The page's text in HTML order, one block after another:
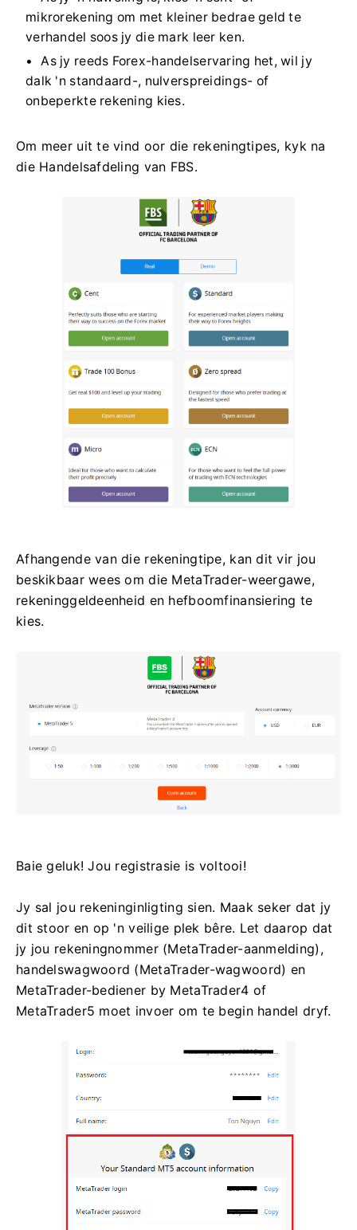
mikrorekening om met kleiner bedrae geld te
verhandel soos jy die mark leer ken.
As jy reeds Forex-handelservaring het, wil jy
dalk 'n standaard-, nulverspreidings- of
onbeperkte rekening kies.
Om meer uit te vind oor die rekeningtipes, kyk na
die Handelsafdeling van FBS.
Afhangende van die rekeningtipe, kan dit vir jou
beskikbaar wees om die MetaTrader-weergawe,
rekeninggeldeenheid en hefboomfinansiering te
kies.
Baie geluk! Jou registrasie is voltooi!
Jy sal jou rekeninginligting sien. Maak seker dat jy
dit stoor en op 'n veilige plek bêre. Let daarop dat
jy jou rekeningnommer (MetaTrader-aanmelding),
handelswagwoord (MetaTrader-wagwoord) en
MetaTrader-bediener by MetaTrader4 of
MetaTrader5 moet invoer om te begin handel dryf.